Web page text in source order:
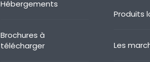
Hébergements
Brochures à
télécharger
Produits
Les